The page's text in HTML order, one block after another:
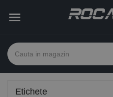

Etichete